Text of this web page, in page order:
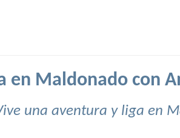
en Maldonado con
una aventura y liga en